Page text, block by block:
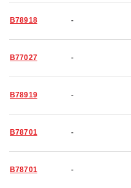
B78918 -
B77027 -
B78919 -
B78701 -
B78701 -